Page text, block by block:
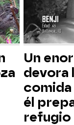
Un
devora
comida
él
refugio